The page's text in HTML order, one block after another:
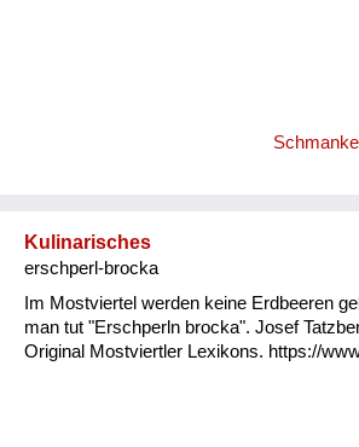
Kulinarisches
erschperl-brocka
Im Mostviertel werden keine Erdbeeren
man tut "Erschperln brocka". Josef
Original Mostviertler Lexikons. https://